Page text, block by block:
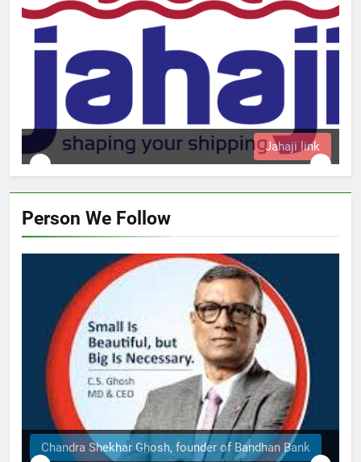
Jahaji link
Person We Follow
Chandra Shekhar Ghosh, founder of Bandhan Bank